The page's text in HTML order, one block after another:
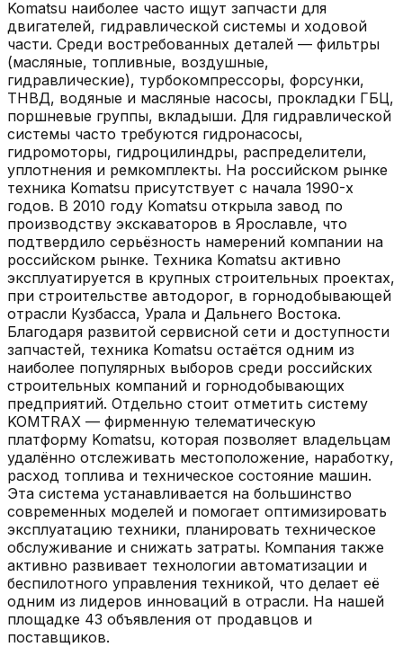
Komatsu наиболее часто ищут запчасти для
двигателей, гидравлической системы и ходовой
части. Среди востребованных деталей — фильтры
(масляные, топливные, воздушные,
гидравлические), турбокомпрессоры, форсунки,
ТНВД, водяные и масляные насосы, прокладки ГБЦ,
поршневые группы, вкладыши. Для гидравлической
системы часто требуются гидронасосы,
гидромоторы, гидроцилиндры, распределители,
уплотнения и ремкомплекты. На российском рынке
техника Komatsu присутствует с начала 1990-х
годов. В 2010 году Komatsu открыла завод по
производству экскаваторов в Ярославле, что
подтвердило серьёзность намерений компании на
российском рынке. Техника Komatsu активно
эксплуатируется в крупных строительных проектах,
при строительстве автодорог, в горнодобывающей
отрасли Кузбасса, Урала и Дальнего Востока.
Благодаря развитой сервисной сети и доступности
запчастей, техника Komatsu остаётся одним из
наиболее популярных выборов среди российских
строительных компаний и горнодобывающих
предприятий. Отдельно стоит отметить систему
KOMTRAX — фирменную телематическую
платформу Komatsu, которая позволяет владельцам
удалённо отслеживать местоположение, наработку,
расход топлива и техническое состояние машин.
Эта система устанавливается на большинство
современных моделей и помогает оптимизировать
эксплуатацию техники, планировать техническое
обслуживание и снижать затраты. Компания также
активно развивает технологии автоматизации и
беспилотного управления техникой, что делает её
одним из лидеров инноваций в отрасли. На нашей
площадке 43 объявления от продавцов и
поставщиков.